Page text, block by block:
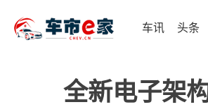
车讯 头条
全新电子架